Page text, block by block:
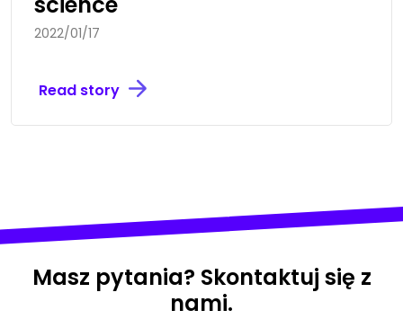
2022/01/17
Read story
Masz pytania? Skontaktuj się z
nami.